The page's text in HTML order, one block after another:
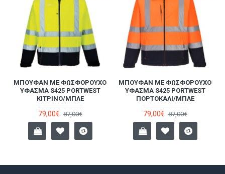
MΠΟΥΦΆΝ ΜΕ ΦΩΣΦΟΡΟΎΧΟ
ΎΦΑΣΜΑ S425 PORTWEST
ΚΊΤΡΙΝΟ/ΜΠΛΕ
79,00€ 87,00€
MΠΟΥΦΆΝ ΜΕ ΦΩΣΦΟΡΟΎΧΟ
ΎΦΑΣΜΑ S425 PORTWEST
ΠΟΡΤΟΚΑΛΊ/ΜΠΛΕ
79,00€ 87,00€